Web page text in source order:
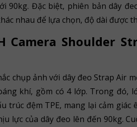
90kg. Đặc biệt, phiên bản dây
nhau để lựa chọn, độ dài được
Camera
chụp ảnh với dây đeo Strap Air
khí, gồm có 4 lớp. Trong đó,
trúc đệm TPE, mang lại cảm
lực của dây đeo lên đến 90kg.